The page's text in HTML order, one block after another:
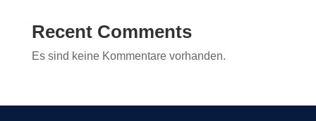
Recent Comments
Es sind keine Kommentare vorhanden.